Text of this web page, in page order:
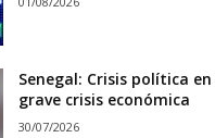
Senegal: Crisis política
grave crisis económica
30/07/2026